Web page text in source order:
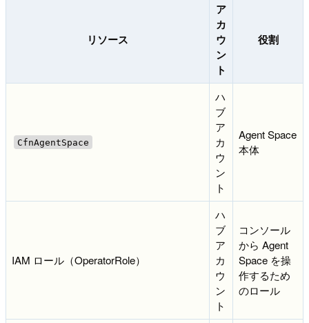
リソース
ア
カ
ウ
ン
ト
役割
CfnAgentSpace
ハ
ブ
ア
カ
ウ
ン
ト
Agent Space
本体
IAM ロール（OperatorRole）
ハ
ブ
ア
カ
ウ
ン
ト
コンソール
から Agent
Space を操
作するため
のロール